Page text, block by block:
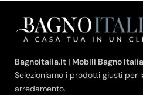
Bagnoitalia.it | Mobili Bagno Italia
Selezioniamo i prodotti giusti per
arredamento.